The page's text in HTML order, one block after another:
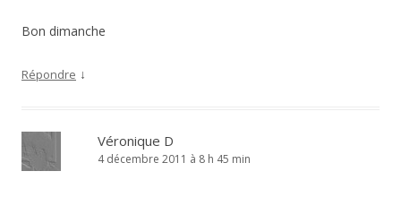
Bon dimanche
Répondre ↓
Véronique D
4 décembre 2011 à 8 h 45 min